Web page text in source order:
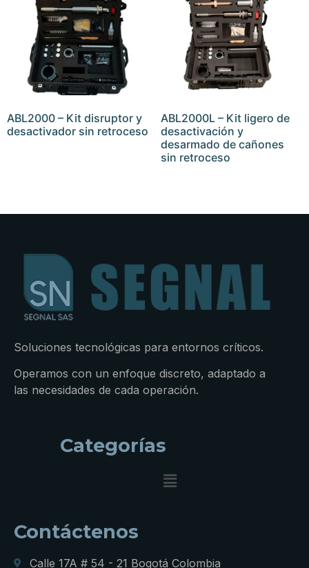
ABL2000 – Kit disruptor y
desactivador sin retroceso
ABL2000L – Kit ligero de
desactivación y
desarmado de cañones
sin retroceso
Soluciones tecnológicas para entornos críticos.
Operamos con un enfoque discreto, adaptado a
las necesidades de cada operación.
Categorías
Contáctenos
Calle 17A # 54 - 21 Bogotá Colombia